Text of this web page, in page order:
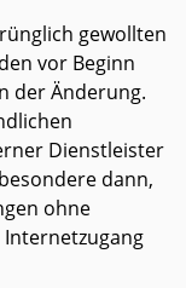
gewollten
vor Beginn
der Änderung.
Dienstleister
dann,
ohne